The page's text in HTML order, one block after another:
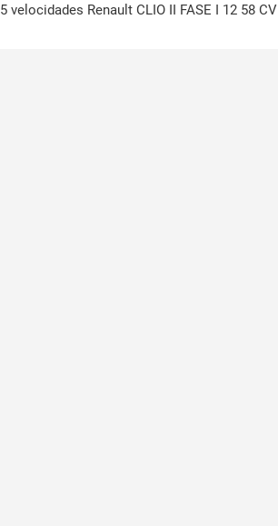
5 velocidades Renault CLIO II FASE I 12 58 CV